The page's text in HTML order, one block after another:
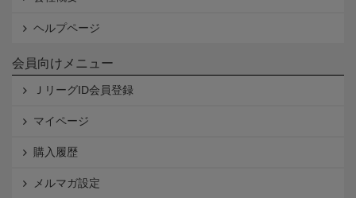
ヘルプページ
会員向けメニュー
ＪリーグID会員登録
マイページ
購入履歴
メルマガ設定